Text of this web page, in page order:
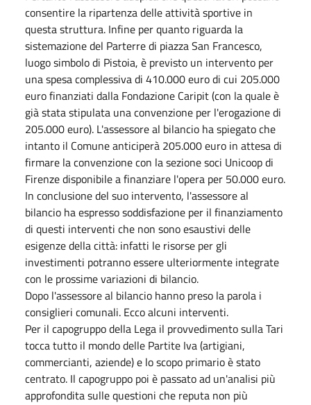
consentire la ripartenza delle attività sportive in
questa struttura. Infine per quanto riguarda la
sistemazione del Parterre di piazza San Francesco,
luogo simbolo di Pistoia, è previsto un intervento per
una spesa complessiva di 410.000 euro di cui 205.000
euro finanziati dalla Fondazione Caripit (con la quale è
già stata stipulata una convenzione per l'erogazione di
205.000 euro). L'assessore al bilancio ha spiegato che
intanto il Comune anticiperà 205.000 euro in attesa di
firmare la convenzione con la sezione soci Unicoop di
Firenze disponibile a finanziare l'opera per 50.000 euro.
In conclusione del suo intervento, l'assessore al
bilancio ha espresso soddisfazione per il finanziamento
di questi interventi che non sono esaustivi delle
esigenze della città: infatti le risorse per gli
investimenti potranno essere ulteriormente integrate
con le prossime variazioni di bilancio.
Dopo l'assessore al bilancio hanno preso la parola i
consiglieri comunali. Ecco alcuni interventi.
Per il capogruppo della Lega il provvedimento sulla Tari
tocca tutto il mondo delle Partite Iva (artigiani,
commercianti, aziende) e lo scopo primario è stato
centrato. Il capogruppo poi è passato ad un'analisi più
approfondita sulle questioni che reputa non più